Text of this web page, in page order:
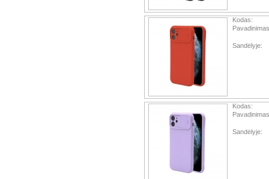
Kodas:
Sandėlyje:
Kodas:
Sandėlyje: